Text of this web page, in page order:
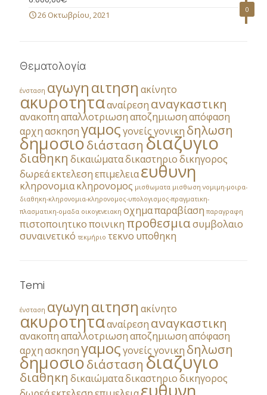
0
26 Οκτωβρίου, 2021
Θεματολογία
ένσταση αγωγηαιτηση ακίνητο
ακυροτητααναίρεση αναγκαστικη
ανακοπηαπαλλοτριωσηαποζημιωσηαπόφαση
αρχηασκησηγαμοςγονείςγονικη δηλωση
δημοσιοδιάσταση διαζυγιο
διαθηκη δικαιώματαδικαστηριοδικηγορος
δωρεάεκτελεσηεπιμελειαευθυνη
κληρονομιακληρονομος μισθωματα μισθωση νομιμη-μοιρα-
διαθηκη-κληρονομια-κληρονομος-υπολογισμος-πραγματικη-
πλασματικη-ομαδα οικογενειακη οχημαπαραβίαση παραγραφη
πιστοποιητικοποινικη προθεσμιασυμβολαιο
συναινετικό τεκμήριο τεκνο υποθηκη
Temi
ένσταση αγωγηαιτηση ακίνητο
ακυροτητααναίρεση αναγκαστικη
ανακοπηαπαλλοτριωσηαποζημιωσηαπόφαση
αρχηασκησηγαμοςγονείςγονικη δηλωση
δημοσιοδιάσταση διαζυγιο
διαθηκη δικαιώματαδικαστηριοδικηγορος
ευθυνη